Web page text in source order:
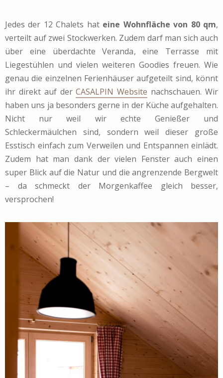
Jedes der 12 Chalets hat eine Wohnfläche von 80 qm,
verteilt auf zwei Stockwerken. Zudem darf man sich auch
über eine überdachte Veranda, eine Terrasse mit
Liegestühlen und vielen weiteren Goodies freuen. Wie
genau die einzelnen Ferienhäuser aufgeteilt sind, könnt
ihr direkt auf derCASALPIN Website nachschauen. Wir
haben uns ja besonders gerne in der Küche aufgehalten.
Nicht nur weil wir echte Genießer und
Schleckermäulchen sind, sondern weil dieser große
Esstisch einfach zum Verweilen und Entspannen einlädt.
Zudem hat man dank der vielen Fenster auch einen
super Blick auf die Natur und die angrenzende Bergwelt
– da schmeckt der Morgenkaffee gleich besser,
versprochen!